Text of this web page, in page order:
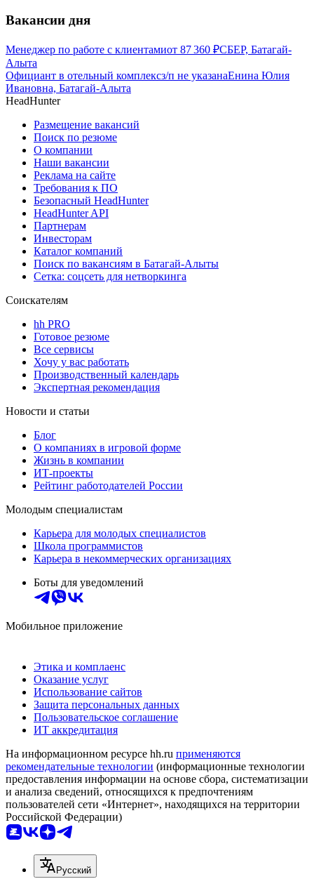
Вакансии дня
Менеджер по работе с клиентамиот 87 360 ₽СБЕР, Батагай-
Алыта
Официант в отельный комплексз/п не указанаЕнина Юлия
Ивановна, Батагай-Алыта
HeadHunter
Размещение вакансий
Поиск по резюме
О компании
Наши вакансии
Реклама на сайте
Требования к ПО
Безопасный HeadHunter
HeadHunter API
Партнерам
Инвесторам
Каталог компаний
Поиск по вакансиям в Батагай-Алыты
Сетка: соцсеть для нетворкинга
Соискателям
hh PRO
Готовое резюме
Все сервисы
Хочу у вас работать
Производственный календарь
Экспертная рекомендация
Новости и статьи
Блог
О компаниях в игровой форме
Жизнь в компании
ИТ-проекты
Рейтинг работодателей России
Молодым специалистам
Карьера для молодых специалистов
Школа программистов
Карьера в некоммерческих организациях
Боты для уведомлений
Мобильное приложение
Этика и комплаенс
Оказание услуг
Использование сайтов
Защита персональных данных
Пользовательское соглашение
ИТ аккредитация
На информационном ресурсе hh.ru применяются
рекомендательные технологии (информационные технологии
предоставления информации на основе сбора, систематизации
и анализа сведений, относящихся к предпочтениям
пользователей сети «Интернет», находящихся на территории
Российской Федерации)
Русский